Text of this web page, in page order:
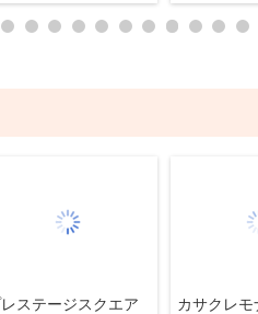
ステージスクエア
カサクレモ